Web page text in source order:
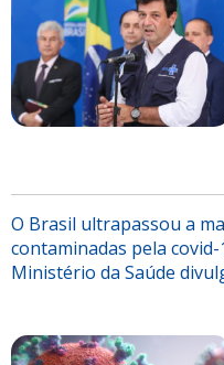
O Brasil ultrapassou a
contaminadas pela
Ministério da Saúde